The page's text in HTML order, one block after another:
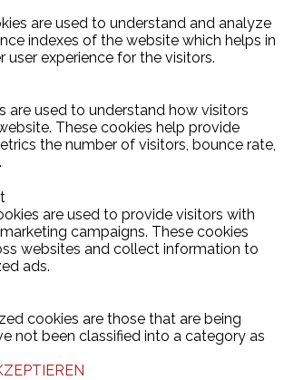
are used to understand and analyze
indexes of the website which helps in
user experience for the visitors.
are used to understand how visitors
These cookies help provide
the number of visitors, bounce rate,
are used to provide visitors with
campaigns. These cookies
websites and collect information to
ads.
cookies are those that are being
not been classified into a category as